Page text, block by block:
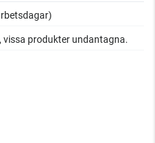
vissa produkter undantagna.